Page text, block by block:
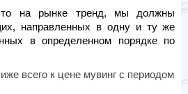
на рынке тренд, мы должны
направленных в одну и ту же
в определенном порядке по
всего к цене мувинг с периодом